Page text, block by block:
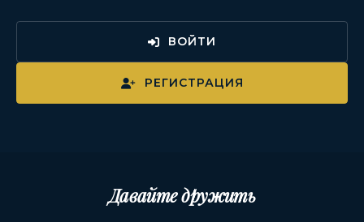
ВОЙТИ
РЕГИСТРАЦИЯ
Давайте дружить